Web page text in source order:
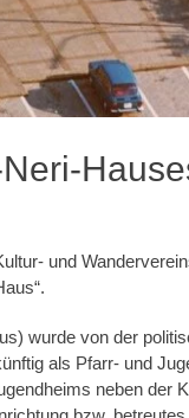
und
wurde von der
als Pfarr- und
neben der